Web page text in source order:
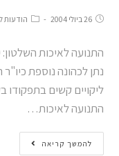
26 ביולי 2004 הודעות
התנועה לאיכות
נתן לכהונה נוספת
ליקויים קשים בתפקודו
התנועה לאיכות…
להמשך קריאה